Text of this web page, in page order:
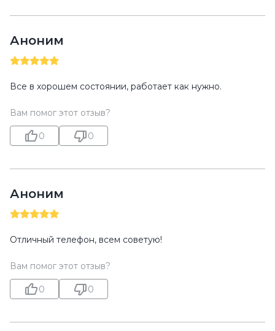
Аноним
Все в хорошем состоянии, работает как нужно.
Вам помог этот отзыв?
0 0
Аноним
Отличный телефон, всем советую!
Вам помог этот отзыв?
0 0